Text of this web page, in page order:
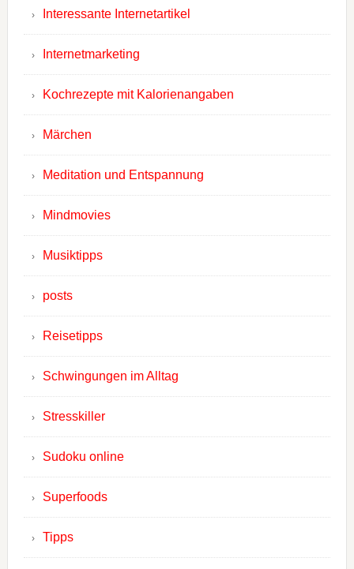
Interessante Internetartikel
Internetmarketing
Kochrezepte mit Kalorienangaben
Märchen
Meditation und Entspannung
Mindmovies
Musiktipps
posts
Reisetipps
Schwingungen im Alltag
Stresskiller
Sudoku online
Superfoods
Tipps